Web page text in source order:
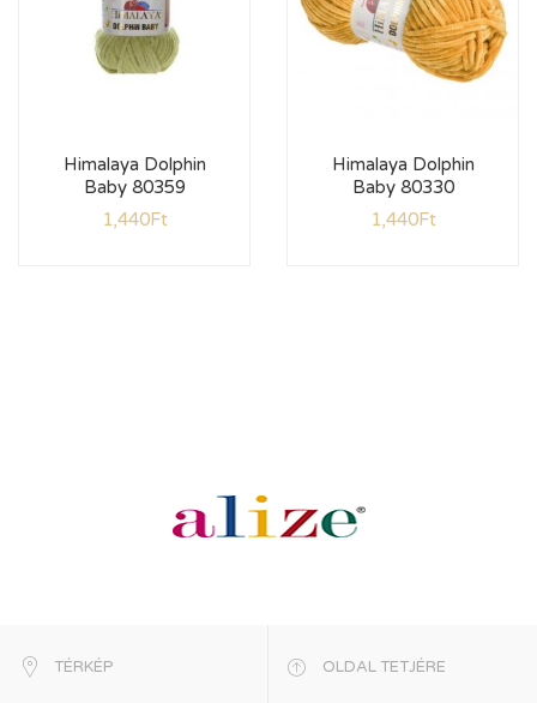
Himalaya Dolphin
Baby 80359
1,440Ft
Himalaya Dolphin
Baby 80330
1,440Ft
TÉRKÉP OLDAL TETJÉRE